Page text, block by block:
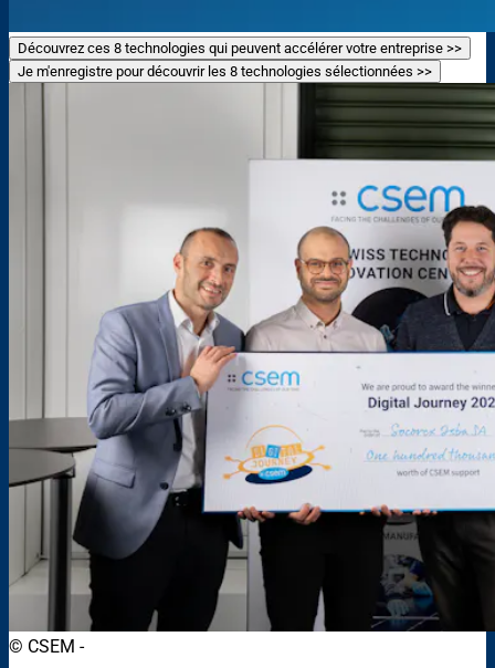
Découvrez ces 8 technologies qui peuvent accélérer votre entreprise >>
Je m'enregistre pour découvrir les 8 technologies sélectionnées >>
© CSEM -